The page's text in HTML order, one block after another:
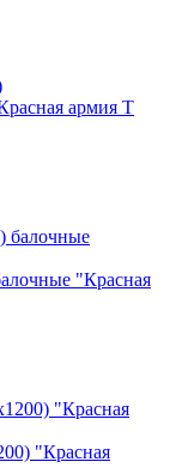
армия Т
"Красная
"Красная